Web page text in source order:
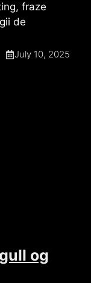
fraze
de
July 10, 2025
og